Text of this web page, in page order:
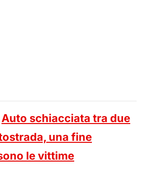
Auto schiacciata tra due
una fine
le vittime